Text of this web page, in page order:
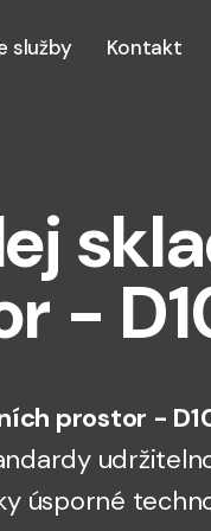
služby Kontakt
-
prostor -
úsporné